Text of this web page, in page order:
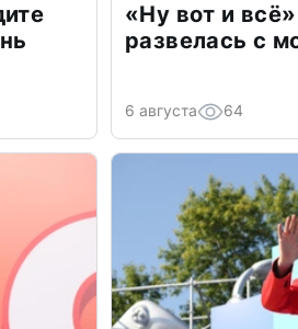
«Ну вот и
развелась с
6 августа 64